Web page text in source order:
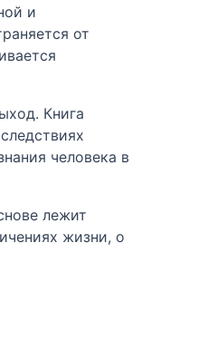
и
от
Книга
человека в
лежит
жизни, о